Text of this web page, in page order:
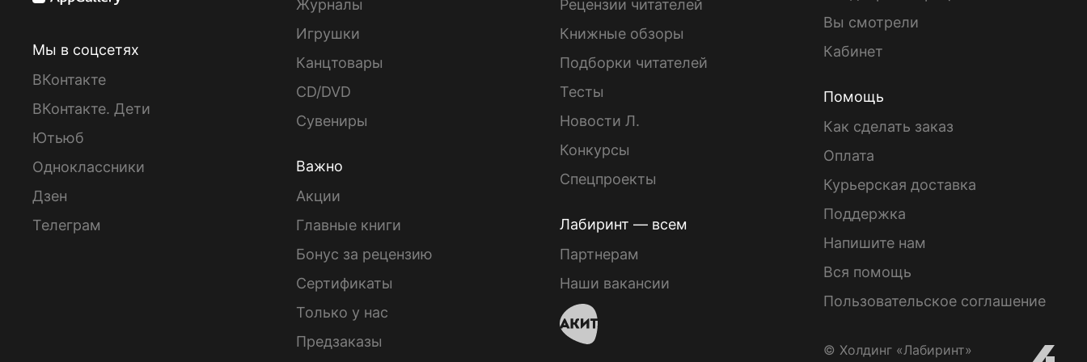
Мы в соцсетях
ВКонтакте
ВКонтакте. Дети
Ютьюб
Одноклассники
Дзен
Телеграм
Журналы
Игрушки
Канцтовары
CD/DVD
Сувениры
Важно
Акции
Главные книги
Бонус за рецензию
Сертификаты
Только у нас
Предзаказы
Рецензии читателей
Книжные обзоры
Подборки читателей
Тесты
Новости Л.
Конкурсы
Спецпроекты
Лабиринт — всем
Партнерам
Наши вакансии
Вы смотрели
Кабинет
Помощь
Как сделать заказ
Оплата
Курьерская доставка
Поддержка
Напишите нам
Вся помощь
Пользовательское соглашение
© Холдинг «Лабиринт»